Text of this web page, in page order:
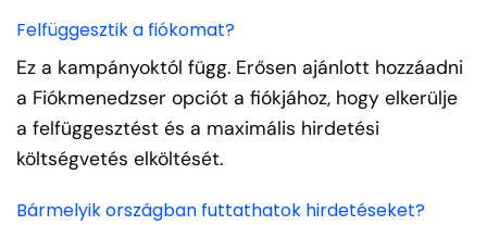
Felfüggesztik a fiókomat?
Ez a kampányoktól függ. Erősen ajánlott hozzáadni
a Fiókmenedzser opciót a fiókjához, hogy elkerülje
a felfüggesztést és a maximális hirdetési
költségvetés elköltését.
Bármelyik országban futtathatok hirdetéseket?